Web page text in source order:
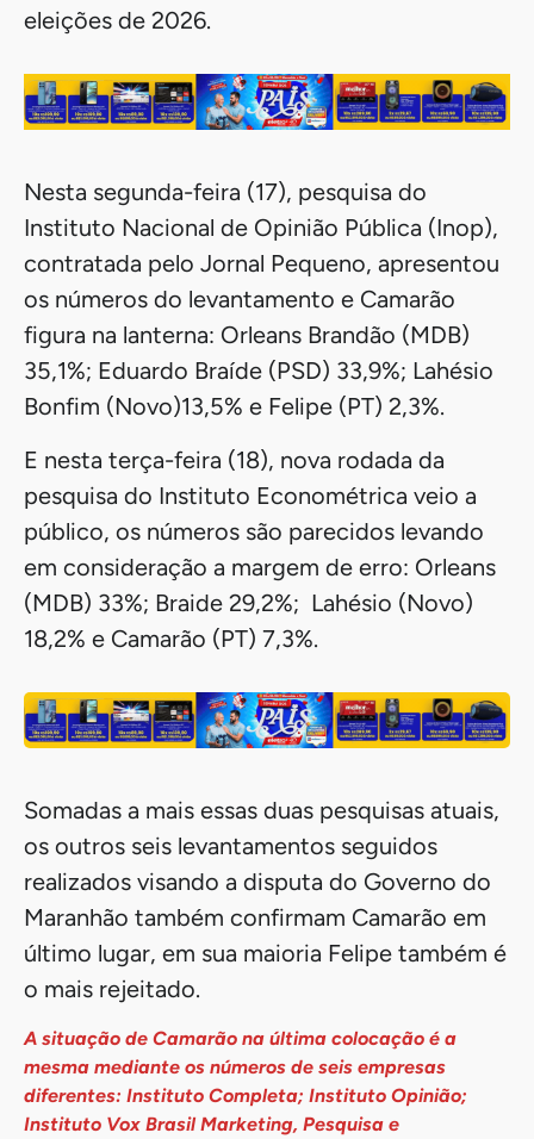
eleições de 2026.
Nesta segunda-feira (17), pesquisa do
Instituto Nacional de Opinião Pública (Inop),
contratada pelo Jornal Pequeno, apresentou
os números do levantamento e Camarão
figura na lanterna: Orleans Brandão (MDB)
35,1%; Eduardo Braíde (PSD) 33,9%; Lahésio
Bonfim (Novo)13,5% e Felipe (PT) 2,3%.
E nesta terça-feira (18), nova rodada da
pesquisa do Instituto Econométrica veio a
público, os números são parecidos levando
em consideração a margem de erro: Orleans
(MDB) 33%; Braide 29,2%; Lahésio (Novo)
18,2% e Camarão (PT) 7,3%.
Somadas a mais essas duas pesquisas atuais,
os outros seis levantamentos seguidos
realizados visando a disputa do Governo do
Maranhão também confirmam Camarão em
último lugar, em sua maioria Felipe também é
o mais rejeitado.
A situação de Camarão na última colocação é a
mesma mediante os números de seis empresas
diferentes: Instituto Completa; Instituto Opinião;
Instituto Vox Brasil Marketing, Pesquisa e